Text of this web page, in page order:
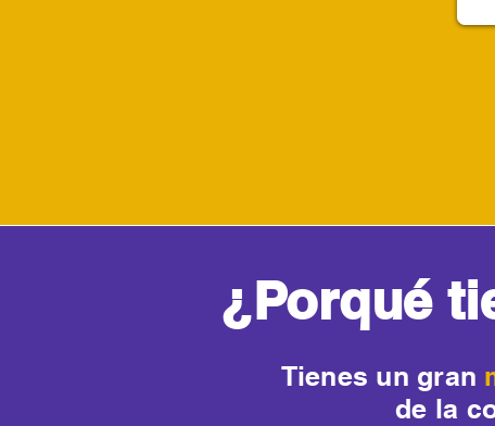
¿Porqué
Tienes un gran
de la